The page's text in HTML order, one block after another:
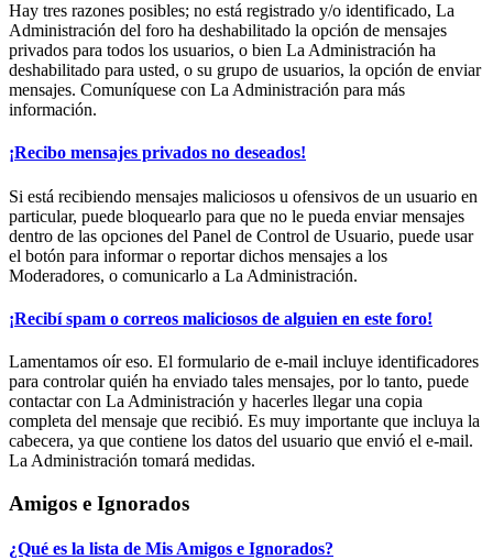
Hay tres razones posibles; no está registrado y/o identificado, La
Administración del foro ha deshabilitado la opción de mensajes
privados para todos los usuarios, o bien La Administración ha
deshabilitado para usted, o su grupo de usuarios, la opción de enviar
mensajes. Comuníquese con La Administración para más
información.
¡Recibo mensajes privados no deseados!
Si está recibiendo mensajes maliciosos u ofensivos de un usuario en
particular, puede bloquearlo para que no le pueda enviar mensajes
dentro de las opciones del Panel de Control de Usuario, puede usar
el botón para informar o reportar dichos mensajes a los
Moderadores, o comunicarlo a La Administración.
¡Recibí spam o correos maliciosos de alguien en este foro!
Lamentamos oír eso. El formulario de e-mail incluye identificadores
para controlar quién ha enviado tales mensajes, por lo tanto, puede
contactar con La Administración y hacerles llegar una copia
completa del mensaje que recibió. Es muy importante que incluya la
cabecera, ya que contiene los datos del usuario que envió el e-mail.
La Administración tomará medidas.
Amigos e Ignorados
¿Qué es la lista de Mis Amigos e Ignorados?